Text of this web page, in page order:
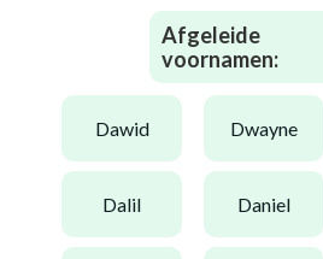
Afgeleide
voornamen:
dawid dwayne
dalil daniel